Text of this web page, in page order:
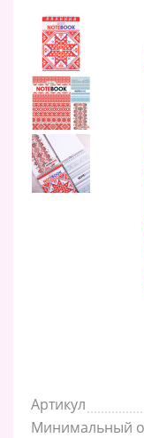
Артикул
Минимальный